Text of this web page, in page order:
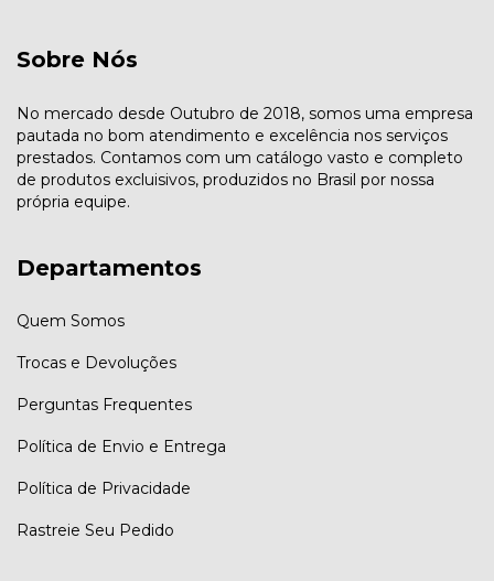
Sobre Nós
No mercado desde Outubro de 2018, somos uma empresa
pautada no bom atendimento e excelência nos serviços
prestados. Contamos com um catálogo vasto e completo
de produtos excluisivos, produzidos no Brasil por nossa
própria equipe.
Departamentos
Quem Somos
Trocas e Devoluções
Perguntas Frequentes
Política de Envio e Entrega
Política de Privacidade
Rastreie Seu Pedido